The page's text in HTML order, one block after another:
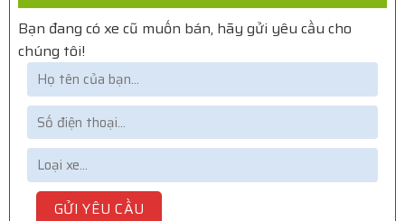
Bạn đang có xe cũ muốn bán, hãy gửi yêu cầu cho
chúng tôi!